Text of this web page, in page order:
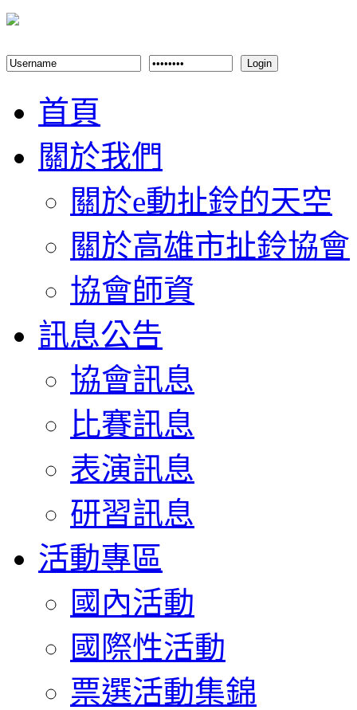
Login
首頁
關於我們
關於e動扯鈴的天空
關於高雄市扯鈴協會
協會師資
訊息公告
協會訊息
比賽訊息
表演訊息
研習訊息
活動專區
國內活動
國際性活動
票選活動集錦